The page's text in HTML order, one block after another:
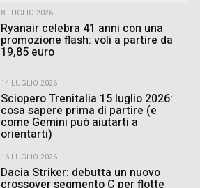
8 LUGLIO 2026
Ryanair celebra 41 anni con una
promozione flash: voli a partire da
19,85 euro
14 LUGLIO 2026
Sciopero Trenitalia 15 luglio 2026:
cosa sapere prima di partire (e
come Gemini può aiutarti a
orientarti)
16 LUGLIO 2026
Dacia Striker: debutta un nuovo